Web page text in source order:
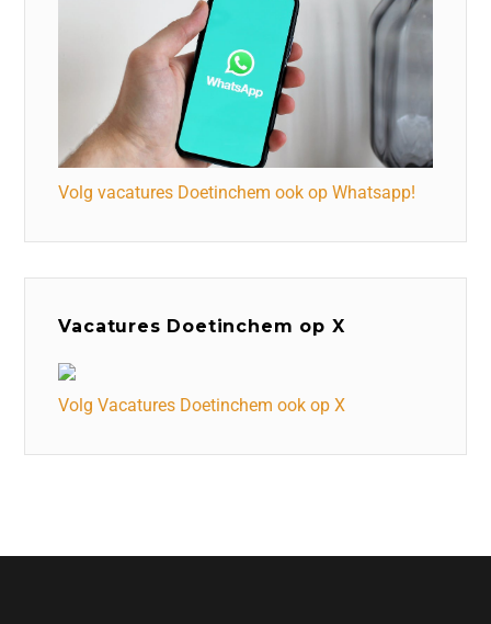
Volg vacatures Doetinchem ook op Whatsapp!
Vacatures Doetinchem op X
Volg Vacatures Doetinchem ook op X